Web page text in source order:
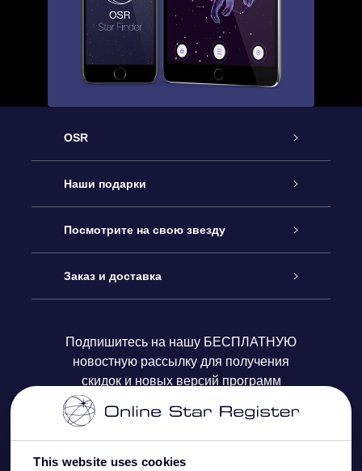
This website uses cookies
OSR
Обслуживание
Как с нами связаться
Блог
Отзывы
Наши подарки
Онлайн подарок Online Star Gift
Подарочный набор OSR
Подарочная карта OSR
Корпоративные подарки
Посмотрите на свою звезду
Звездный реестр
Персонализированная страница Star Page
One Million Stars
OSR Starsaver
Заказ и доставка
Платежная информация
Информация по доставке
Политика возврата
Подпишитесь на нашу БЕСПЛАТНУЮ
новостную рассылку для получения
скидок и новых версий программ